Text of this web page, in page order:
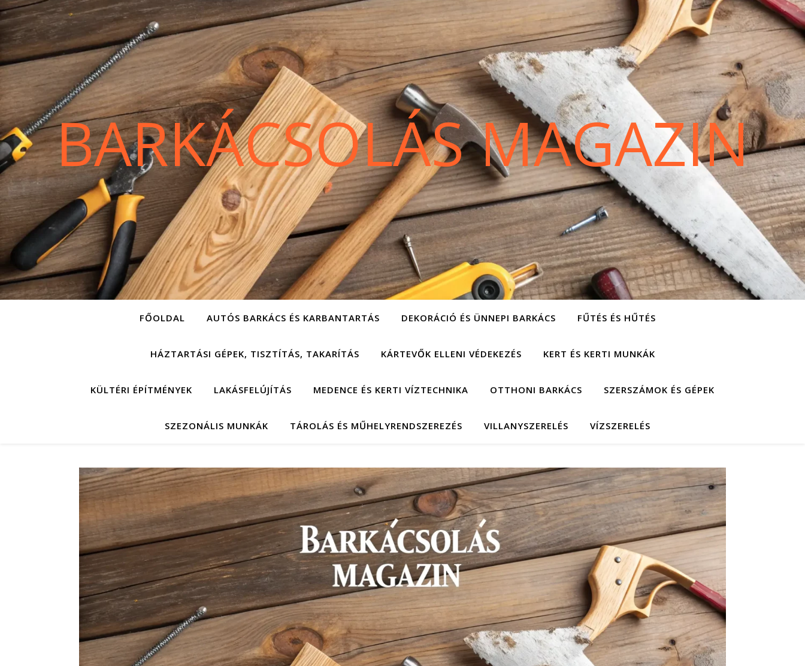
BARKÁCSOLÁS MAGAZIN
FŐOLDAL AUTÓS BARKÁCS ÉS KARBANTARTÁS DEKORÁCIÓ ÉS ÜNNEPI BARKÁCS FŰTÉS ÉS HŰTÉS
HÁZTARTÁSI GÉPEK, TISZTÍTÁS, TAKARÍTÁS KÁRTEVŐK ELLENI VÉDEKEZÉS KERT ÉS KERTI MUNKÁK
KÜLTÉRI ÉPÍTMÉNYEK LAKÁSFELÚJÍTÁS MEDENCE ÉS KERTI VÍZTECHNIKA OTTHONI BARKÁCS SZERSZÁMOK ÉS GÉPEK
SZEZONÁLIS MUNKÁK TÁROLÁS ÉS MŰHELYRENDSZEREZÉS VILLANYSZERELÉS VÍZSZERELÉS